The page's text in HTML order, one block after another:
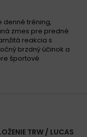
denné tréning,
zmes pre predné
reakcia s
brzdný účinok a
športové
TRW / LUCAS